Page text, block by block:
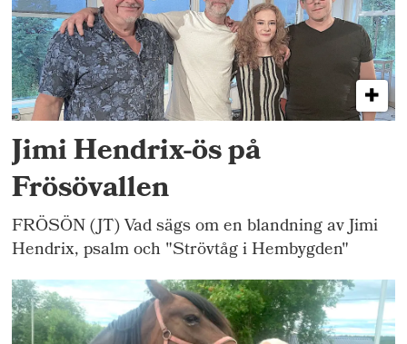
Jimi Hendrix-ös på
Frösövallen
FRÖSÖN (JT) Vad sägs om en blandning av Jimi
Hendrix, psalm och "Strövtåg i Hembygden"